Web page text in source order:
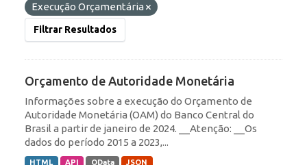
Execução Orçamentária
Filtrar Resultados
Orçamento de Autoridade Monetária
Informações sobre a execução do Orçamento de
Autoridade Monetária (OAM) do Banco Central do
Brasil a partir de janeiro de 2024. __Atenção: __Os
dados do período 2015 a 2023,...
HTML API OData JSON